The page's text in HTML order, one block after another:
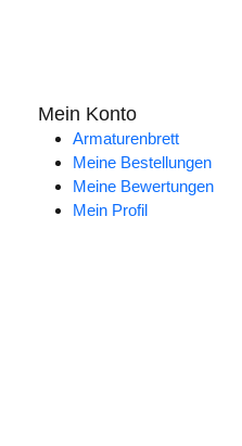
Mein Konto
Armaturenbrett
Meine Bestellungen
Meine Bewertungen
Mein Profil